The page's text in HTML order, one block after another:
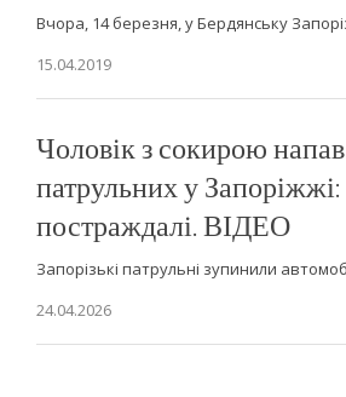
Вчора, 14 березня, у Бердянську
15.04.2019
Чоловік з сокирою
патрульних у Запоріжжі:
постраждалі. ВІДЕО
Запорізькі патрульні зупинили
24.04.2026